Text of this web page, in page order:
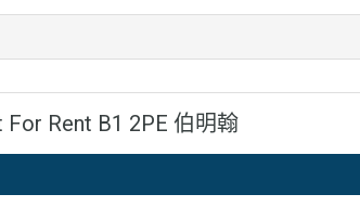
Rent B1 2PE 伯明翰